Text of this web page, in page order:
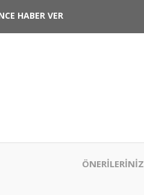
HABER VER
ÖNERİLERİNİZ